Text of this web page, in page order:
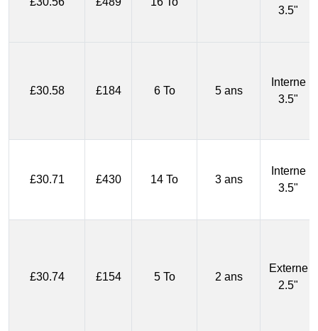
3.5"
£30.58 £184 6 To 5 ans
Interne
3.5"
£30.71 £430 14 To 3 ans
Interne
3.5"
£30.74 £154 5 To 2 ans
Externe
2.5"